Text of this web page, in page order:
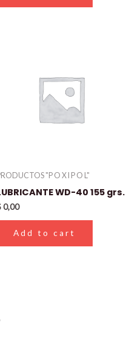
"P O X I P O L"
WD-40 155 grs.
0,00
Add to cart